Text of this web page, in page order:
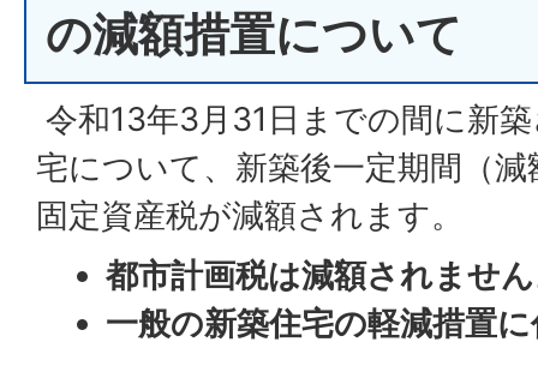
の減額措置について
令和13年3月31日までの間に新
宅について、新築後一定期間（
固定資産税が減額されます。
都市計画税は減額されませ
一般の新築住宅の軽減措置